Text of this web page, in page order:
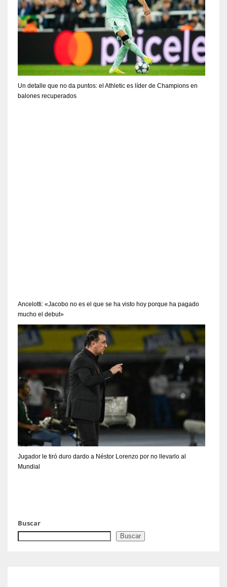
Un detalle que no da puntos: el Athletic es líder de Champions en
balones recuperados
Ancelotti: «Jacobo no es el que se ha visto hoy porque ha pagado
mucho el debut»
Jugador le tiró duro dardo a Néstor Lorenzo por no llevarlo al
Mundial
Buscar
Buscar